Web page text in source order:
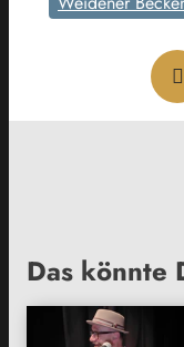
Das könnte